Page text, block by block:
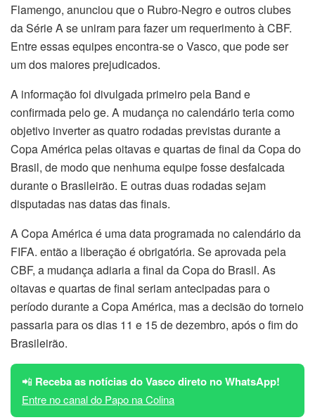
Flamengo, anunciou que o Rubro-Negro e outros clubes
da Série A se uniram para fazer um requerimento à CBF.
Entre essas equipes encontra-se o Vasco, que pode ser
um dos maiores prejudicados.
A informação foi divulgada primeiro pela Band e
confirmada pelo ge. A mudança no calendário teria como
objetivo inverter as quatro rodadas previstas durante a
Copa América pelas oitavas e quartas de final da Copa do
Brasil, de modo que nenhuma equipe fosse desfalcada
durante o Brasileirão. E outras duas rodadas sejam
disputadas nas datas das finais.
A Copa América é uma data programada no calendário da
FIFA. então a liberação é obrigatória. Se aprovada pela
CBF, a mudança adiaria a final da Copa do Brasil. As
oitavas e quartas de final seriam antecipadas para o
período durante a Copa América, mas a decisão do torneio
passaria para os dias 11 e 15 de dezembro, após o fim do
Brasileirão.
📲 Receba as notícias do Vasco direto no WhatsApp!
Entre no canal do Papo na Colina